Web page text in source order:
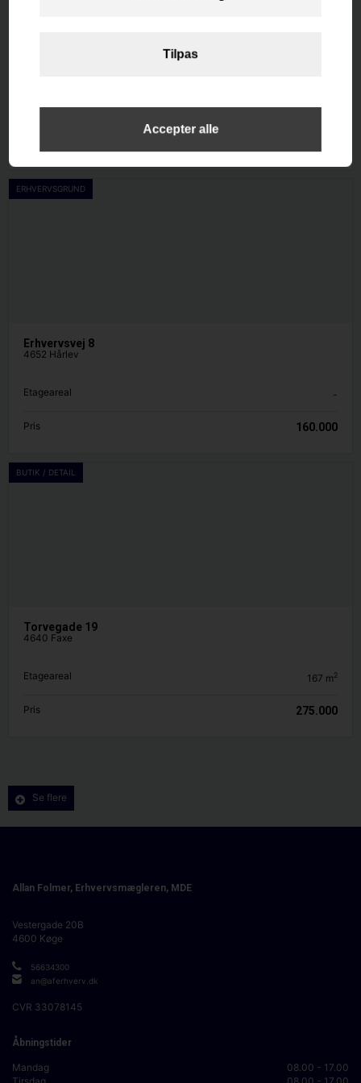
Etageareal 264
Pris
ERHVERVSGRUND
Erhvervsvej 8
4652 Hårlev
Etageareal -
Pris 160.000
BUTIK / DETAIL
Torvegade 19
4640 Faxe
Etageareal 167 m2
Pris 275.000
Se flere
Allan Folmer, Erhvervsmægleren, MDE
Vestergade 20B
4600 Køge
56634300
an@aferhverv.dk
CVR 33078145
Åbningstider
Mandag
08.00 - 17.00